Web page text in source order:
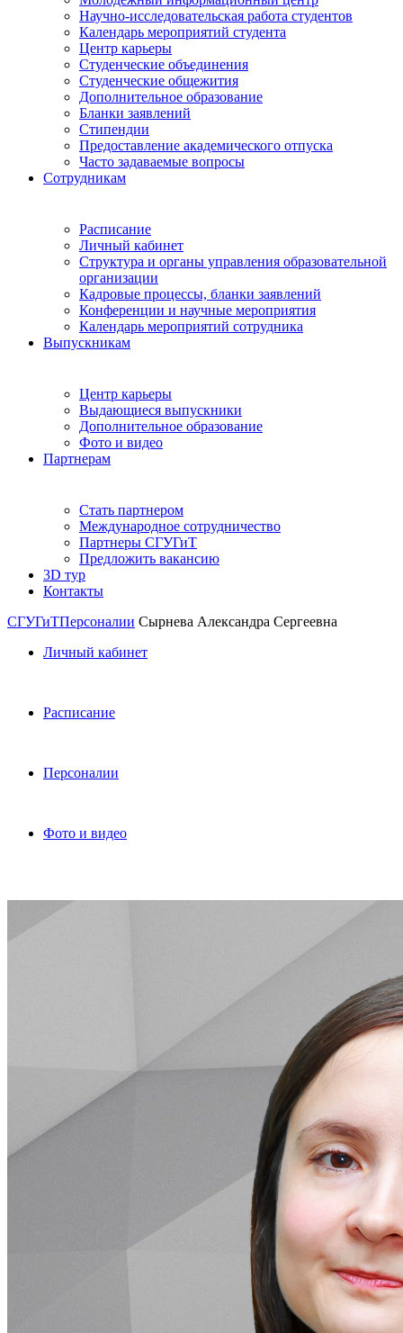
Научно-исследовательская работа студентов
Календарь мероприятий студента
Центр карьеры
Студенческие объединения
Студенческие общежития
Дополнительное образование
Бланки заявлений
Стипендии
Предоставление академического отпуска
Часто задаваемые вопросы
Сотрудникам
Расписание
Личный кабинет
Структура и органы управления образовательной
организации
Кадровые процессы, бланки заявлений
Конференции и научные мероприятия
Календарь мероприятий сотрудника
Выпускникам
Центр карьеры
Выдающиеся выпускники
Дополнительное образование
Фото и видео
Партнерам
Стать партнером
Международное сотрудничество
Партнеры СГУГиТ
Предложить вакансию
3D тур
Контакты
СГУГиТПерсоналии Сырнева Александра Сергеевна
Личный кабинет
Расписание
Персоналии
Фото и видео